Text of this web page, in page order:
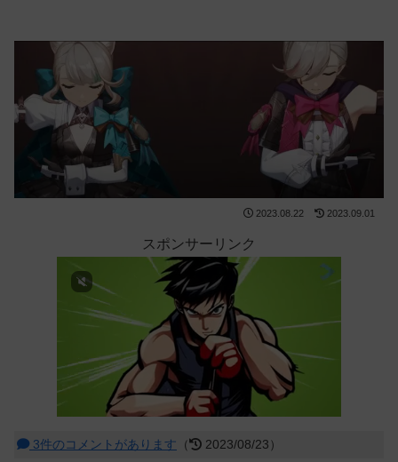
2023.08.22 2023.09.01
スポンサーリンク
3件のコメントがあります （ 2023/08/23）